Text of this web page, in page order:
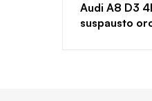
Audi A8 D3
suspausto